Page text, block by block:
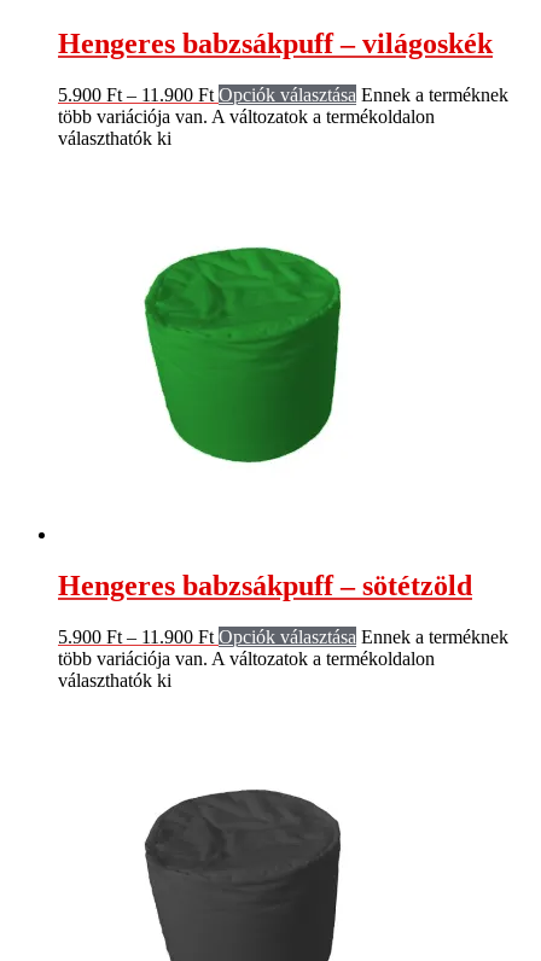
Hengeres babzsákpuff – világoskék
5.900 Ft – 11.900 Ft Opciók választása Ennek a terméknek
több variációja van. A változatok a termékoldalon
választhatók ki
Hengeres babzsákpuff – sötétzöld
5.900 Ft – 11.900 Ft Opciók választása Ennek a terméknek
több variációja van. A változatok a termékoldalon
választhatók ki